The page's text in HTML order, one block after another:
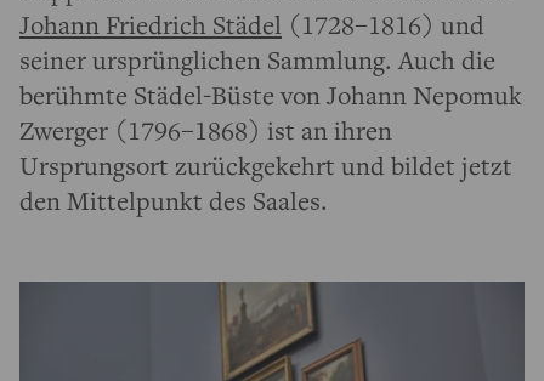
Johann Friedrich Städel (1728–1816) und
seiner ursprünglichen Sammlung. Auch die
berühmte Städel-Büste von Johann Nepomuk
Zwerger (1796–1868) ist an ihren
Ursprungsort zurückgekehrt und bildet jetzt
den Mittelpunkt des Saales.